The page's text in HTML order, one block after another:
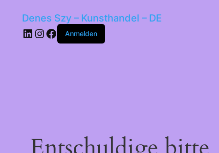
Denes Szy – Kunsthandel – DE
LinkedIn
Instagram
Facebook
Anmelden